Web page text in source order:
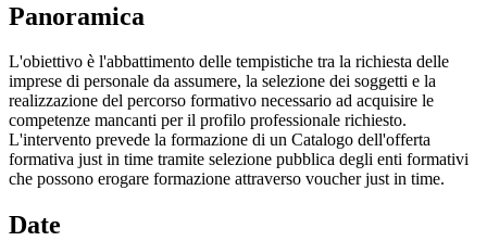
Panoramica
L'obiettivo è l'abbattimento delle tempistiche tra la richiesta delle
imprese di personale da assumere, la selezione dei soggetti e la
realizzazione del percorso formativo necessario ad acquisire le
competenze mancanti per il profilo professionale richiesto.
L'intervento prevede la formazione di un Catalogo dell'offerta
formativa just in time tramite selezione pubblica degli enti formativi
che possono erogare formazione attraverso voucher just in time.
Date